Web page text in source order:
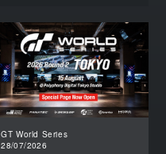
GT World Series
28/07/2026